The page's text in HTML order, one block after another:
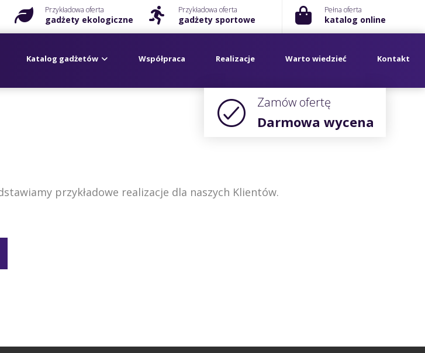
Pełna oferta
katalog online
Przykładowa oferta
gadżety sportowe
Przykładowa oferta
gadżety ekologiczne
Katalog gadżetów Współpraca Realizacje Warto wiedzieć Kontakt
Zamów ofertę
Darmowa wycena
przykładowe realizacje dla naszych Klientów.